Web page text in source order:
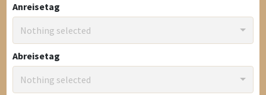
Anreisetag
Nothing selected
Abreisetag
Nothing selected